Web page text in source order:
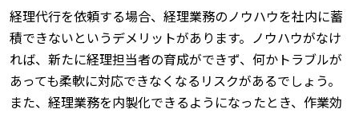
経理代行を依頼する場合、経理業務のノウハウを社内に蓄
積できないというデメリットがあります。ノウハウがなけ
れば、新たに経理担当者の育成ができず、何かトラブルが
あっても柔軟に対応できなくなるリスクがあるでしょう。
また、経理業務を内製化できるようになったとき、作業効